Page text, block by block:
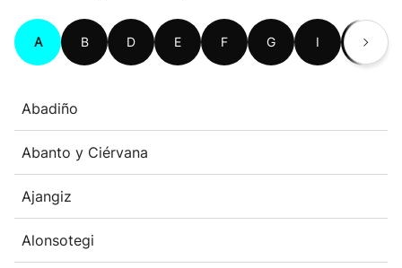
A B D E F G I K
Abadiño
Abanto y Ciérvana
Ajangiz
Alonsotegi